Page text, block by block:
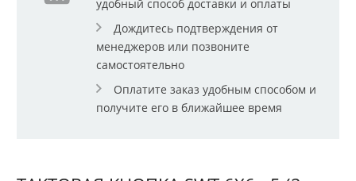
удобный способ доставки и оплаты
Дождитесь подтверждения от
менеджеров или позвоните
самостоятельно
Оплатите заказ удобным способом и
получите его в ближайшее время